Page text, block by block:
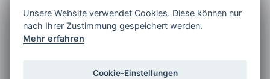
Golf Brothers.de
Neuheiten
Unsere Website verwendet Cookies. Diese können nur
nach Ihrer Zustimmung gespeichert werden.
Mehr erfahren
Cookie-Einstellungen